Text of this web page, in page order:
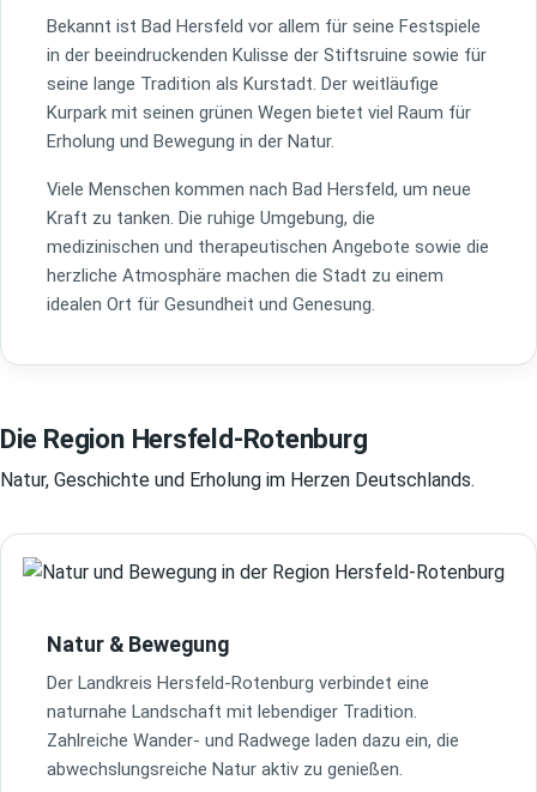
Bekannt ist Bad Hersfeld vor allem für seine Festspiele
in der beeindruckenden Kulisse der Stiftsruine sowie für
seine lange Tradition als Kurstadt. Der weitläufige
Kurpark mit seinen grünen Wegen bietet viel Raum für
Erholung und Bewegung in der Natur.
Viele Menschen kommen nach Bad Hersfeld, um neue
Kraft zu tanken. Die ruhige Umgebung, die
medizinischen und therapeutischen Angebote sowie die
herzliche Atmosphäre machen die Stadt zu einem
idealen Ort für Gesundheit und Genesung.
Die Region Hersfeld-Rotenburg
Natur, Geschichte und Erholung im Herzen Deutschlands.
Natur & Bewegung
Der Landkreis Hersfeld-Rotenburg verbindet eine
naturnahe Landschaft mit lebendiger Tradition.
Zahlreiche Wander- und Radwege laden dazu ein, die
abwechslungsreiche Natur aktiv zu genießen.